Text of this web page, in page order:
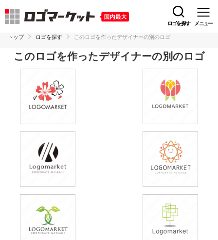
ロゴを探す メニュー
トップ ロゴを探す このロゴを作ったデザイナーの別のロゴ
このロゴを作ったデザイナーの別のロゴ